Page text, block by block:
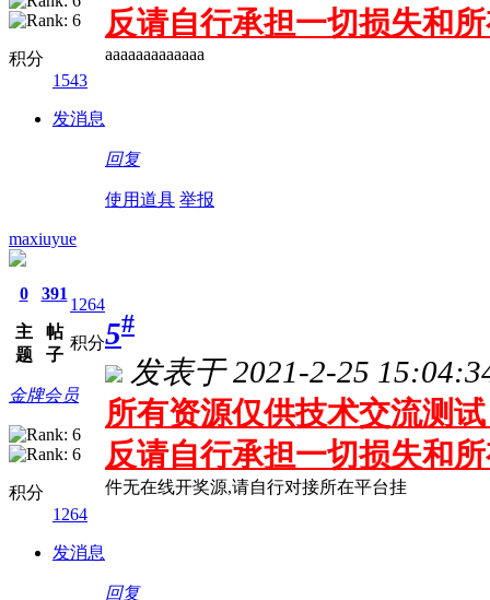
积分
1543
发消息
反请自行承担一切损失和
aaaaaaaaaaaaa
回复
使用道具 举报
maxiuyue
0
主
题
391
帖
子
1264
积分
金牌会员
积分
1264
发消息
5#
发表于 2021-2-25
所有资源仅供技术交流测
反请自行承担一切损失和
件无在线开奖源,请自行对接所在平台挂
回复